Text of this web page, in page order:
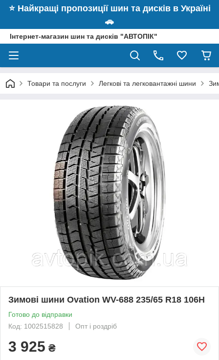
⭐️ Найкращі пропозиції шин та дисків в Україні
🚗
Інтернет-магазин шин та дисків "АВТОПІК"
Товари та послуги Легкові та легковантажні шини
Зимові шини Ovation WV-688 235/65 R18 106H
Готово до відправки
Код: 1002515828
Опт і роздріб
3 925 ₴